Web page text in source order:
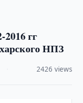
гг
НПЗ
2426 views